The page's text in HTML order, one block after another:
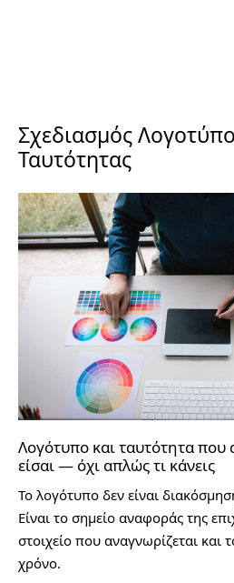
Σχεδιασμός
Ταυτότητας
Λογότυπο και ταυτότητα
είσαι — όχι απλώς τι κάνεις
Το λογότυπο δεν είναι
Είναι το σημείο αναφοράς της
στοιχείο που αναγνωρίζεται και
χρόνο.